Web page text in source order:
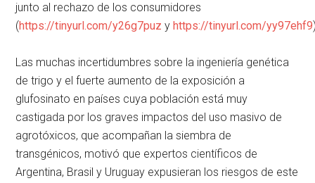
junto al rechazo de los consumidores
(https://tinyurl.com/y26g7puz y https://tinyurl.com/yy97ehf9
Las muchas incertidumbres sobre la ingeniería genética
de trigo y el fuerte aumento de la exposición a
glufosinato en países cuya población está muy
castigada por los graves impactos del uso masivo de
agrotóxicos, que acompañan la siembra de
transgénicos, motivó que expertos científicos de
Argentina, Brasil y Uruguay expusieran los riesgos de este